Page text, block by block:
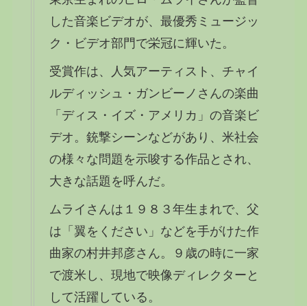
した音楽ビデオが、最優秀ミュージッ
ク・ビデオ部門で栄冠に輝いた。
受賞作は、人気アーティスト、チャイ
ルディッシュ・ガンビーノさんの楽曲
「 ディス・イズ・アメリカ 」の音楽ビ
デオ。銃撃シーンなどがあり、米社会
の様々な問題を示唆する作品とされ、
大きな話題を呼んだ。
ムライさんは１９８３年生まれで、父
は「翼をください」などを手がけた作
曲家の村井邦彦さん。９歳の時に一家
で渡米し、現地で映像ディレクターと
して活躍している。